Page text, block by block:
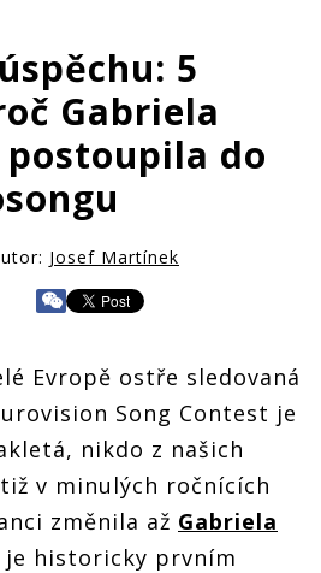
5
Gabriela
do
Josef Martínek
Evropě ostře sledovaná
Song Contest je
nikdo z našich
v minulých ročnících
změnila až Gabriela
historicky prvním